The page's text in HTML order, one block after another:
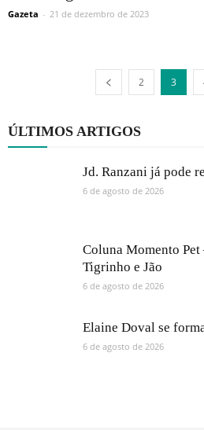
Gazeta - 21 de dezembro de 2023
2 3
ÚLTIMOS ARTIGOS
Jd. Ranzani já pode
6 de agosto de 2026
Coluna Momento
Tigrinho e Jão
6 de agosto de 2026
Elaine Doval se
6 de agosto de 2026